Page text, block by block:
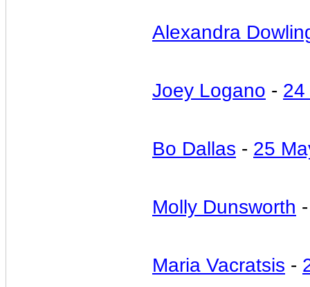
Alexandra
Joey Logano - 24
Bo Dallas - 25
Molly Dunsworth
Maria Vacratsis -